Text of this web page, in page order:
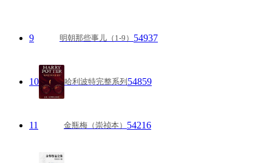
9 明朝那些事儿（1-9） 54937
10 哈利波特完整系列 54859
11 金瓶梅（崇祯本） 54216